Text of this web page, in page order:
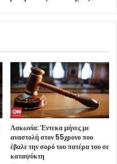
Λακωνία: Έντεκα μήνες με
αναστολή στον 55χρονο που
έβαλε την σορό του πατέρα του σε
καταψύκτη